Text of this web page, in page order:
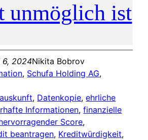
unmöglich ist
6, 2024Nikita Bobrov
, Schufa Holding AG
, Datenkopie, ehrliche
Informationen, finanzielle
Score
beantragen, Kreditwürdigkeit